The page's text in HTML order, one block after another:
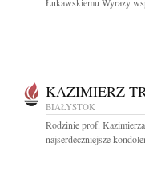
KAZIMIERZ
BIAŁYSTOK
Rodzinie prof.
najserdeczniejsze